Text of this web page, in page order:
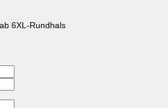
6XL-Rundhals